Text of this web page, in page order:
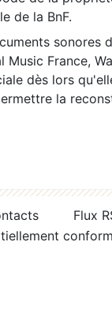
de la BnF.
sonores
Music France,
dès lors
la
Flux